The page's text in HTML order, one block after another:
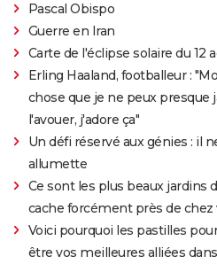
Pascal Obispo
Guerre en Iran
Carte de l'éclipse solaire du 12
Erling Haaland, footballeur :
chose que je ne peux presque
l'avouer, j'adore ça"
Un défi réservé aux génies : il
allumette
Ce sont les plus beaux jardins
cache forcément près de chez
Voici pourquoi les pastilles
être vos meilleures alliées